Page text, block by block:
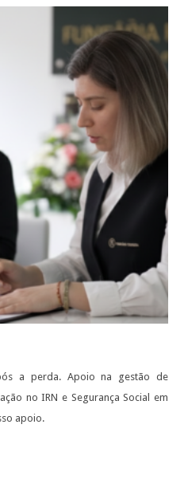
a perda. Apoio na gestão de
no IRN e Segurança Social em
apoio.